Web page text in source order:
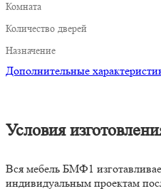
Комната
Количество дверей
Назначение
Дополнительные
Условия
Вся мебель БМФ1
индивидуальным проектам